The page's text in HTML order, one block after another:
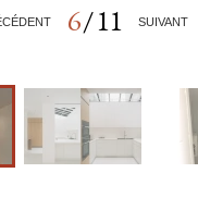
6/11 SUIVANT